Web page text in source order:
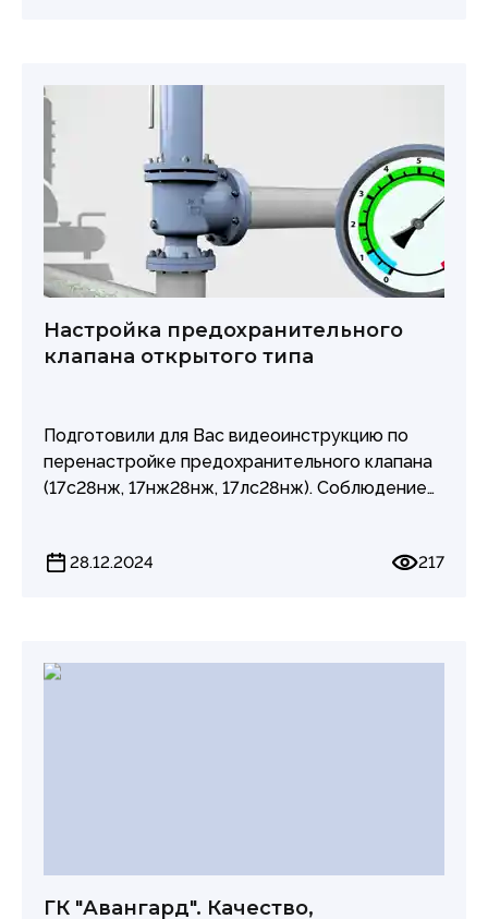
Настройка предохранительного
клапана открытого типа
Подготовили для Вас видеоинструкцию по
перенастройке предохранительного клапана
(17с28нж, 17нж28нж, 17лс28нж). Соблюдение
возможным поломкам. Не забывайте о
28.12.2024 217
ГК "Авангард". Качество,